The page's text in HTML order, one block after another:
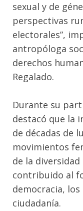
sexual y de
perspectivas
electorales”,
antropóloga
derechos
Regalado.
Durante su
destacó que la
de décadas de
movimientos
de la diversidad
contribuido al
democracia,
ciudadanía.